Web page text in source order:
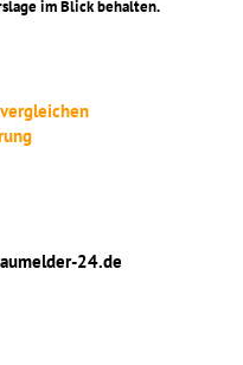
im Blick behalten.
24.de